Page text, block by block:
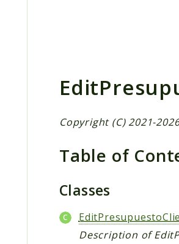
Copyright (C) 2021-
Table of
Classes
Description of